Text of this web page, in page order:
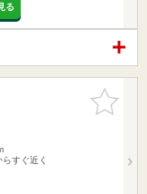
る
お気に入
りに追加
すぐ近く